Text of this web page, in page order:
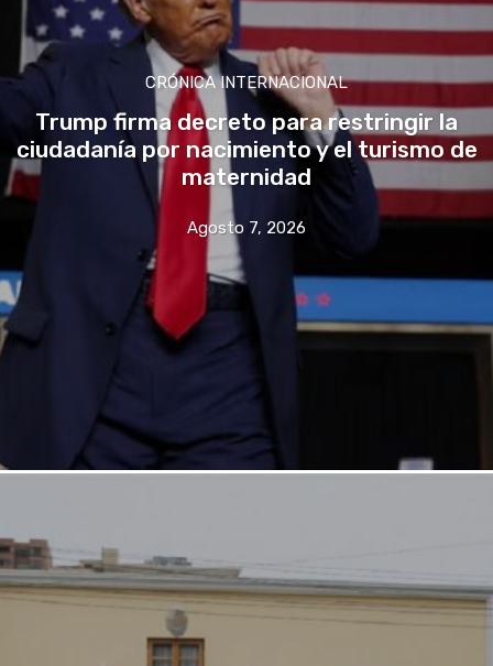
CRÓNICA INTERNACIONAL
Trump firma decreto para restringir la
ciudadanía por nacimiento y el turismo de
maternidad
Agosto 7, 2026